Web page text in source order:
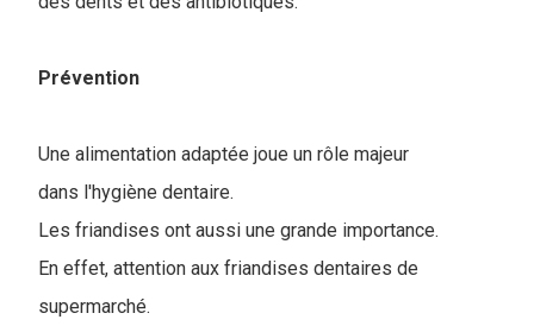
Prévention
Une alimentation adaptée joue un rôle majeur
dans l'hygiène dentaire.
Les friandises ont aussi une grande importance.
En effet, attention aux friandises dentaires de
supermarché.